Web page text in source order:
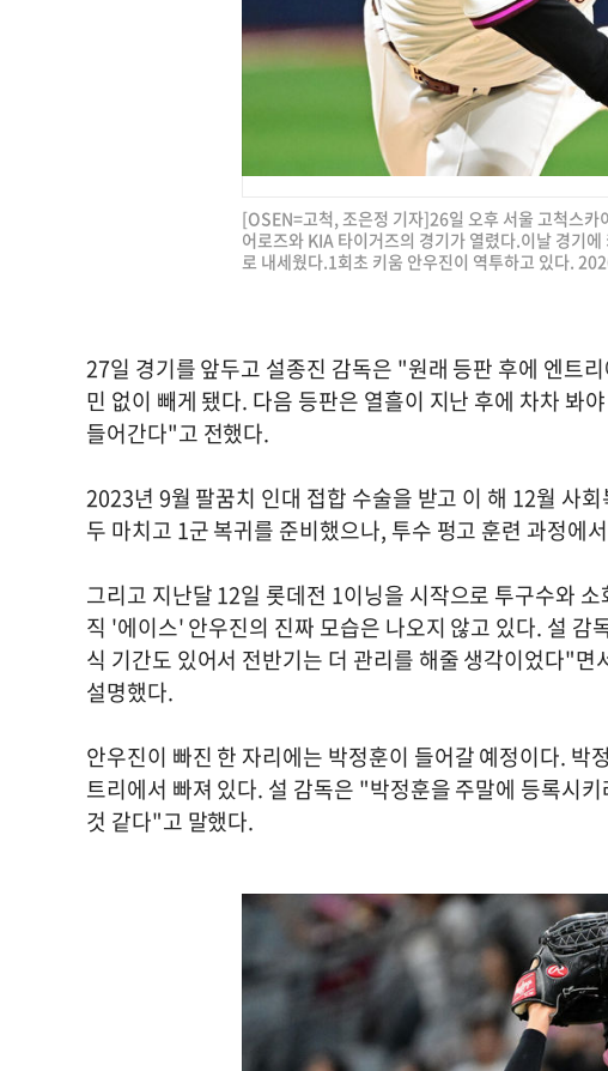
[OSEN=고척, 조은정 기자]26일 오후 서울 고척스
어로즈와 KIA 타이거즈의 경기가 열렸다.이날 경기
로 내세웠다.1회초 키움 안우진이 역투하고 있다.
27일 경기를 앞두고 설종진 감독은 "원래 등판 후에 엔트
민 없이 빼게 됐다. 다음 등판은 열흘이 지난 후에 차차 봐
들어간다"고 전했다.
2023년 9월 팔꿈치 인대 접합 수술을 받고 이 해 12월 사
두 마치고 1군 복귀를 준비했으나, 투수 펑고 훈련 과정에
그리고 지난달 12일 롯데전 1이닝을 시작으로 투구수와
직 '에이스' 안우진의 진짜 모습은 나오지 않고 있다. 설
식 기간도 있어서 전반기는 더 관리를 해줄 생각이었다"
설명했다.
안우진이 빠진 한 자리에는 박정훈이 들어갈 예정이다. 박
트리에서 빠져 있다. 설 감독은 "박정훈을 주말에 등록시
것 같다"고 말했다.